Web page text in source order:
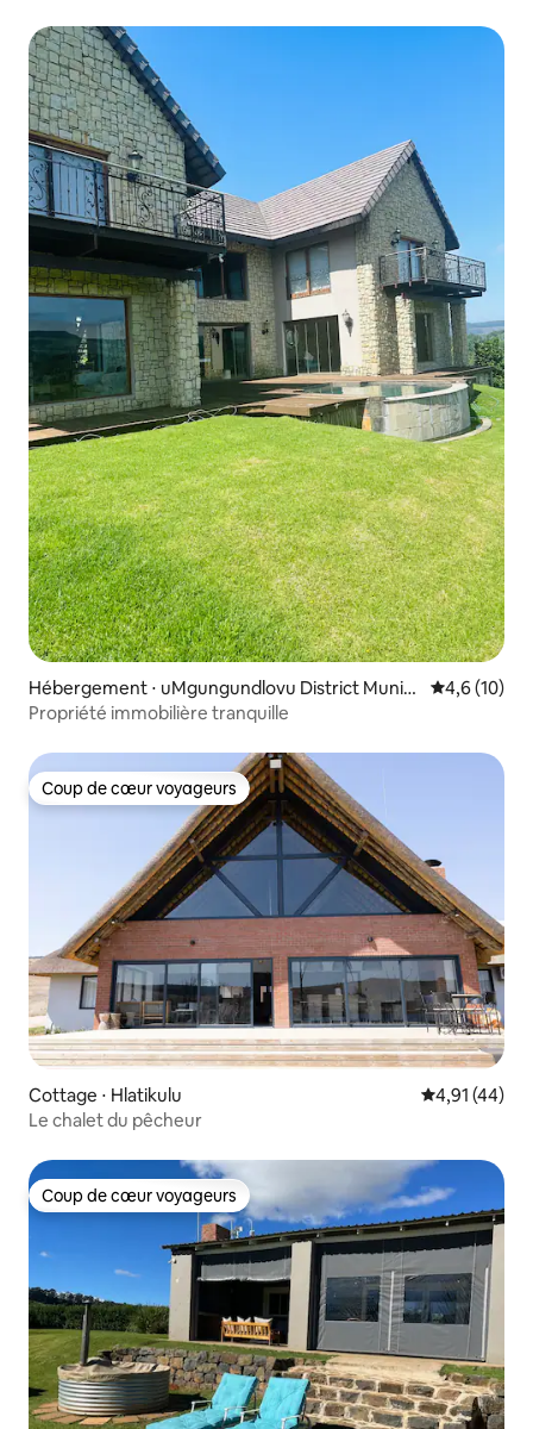
Hébergement ⋅ uMgungundlovu District Munici
pality
Évaluation
4,6 (10)
Propriété immobilière tranquille
Coup de cœur voyageurs
Coup de cœur voyageurs
Cottage ⋅ Hlatikulu Évaluation
4,91 (44)
Le chalet du pêcheur
Coup de cœur voyageurs
Coup de cœur voyageurs